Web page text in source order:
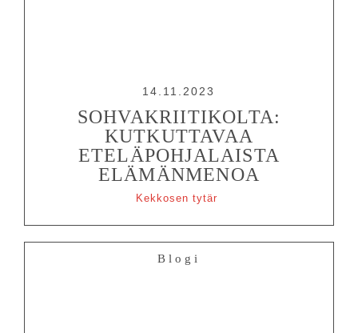
14.11.2023
SOHVAKRIITIKOLTA:
KUTKUTTAVAA
ETELÄPOHJALAISTA
ELÄMÄNMENOA
Kekkosen tytär
Blogi